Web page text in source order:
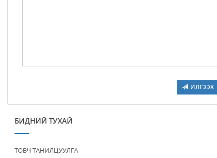
ИЛГЭЭХ
БИДНИЙ ТУХАЙ
ТОВЧ ТАНИЛЦУУЛГА